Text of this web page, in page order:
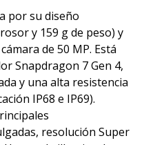
por su diseño
y 159 g de peso) y
de 50 MP. Está
Snapdragon 7 Gen 4,
y una alta resistencia
IP68 e IP69).
resolución Super